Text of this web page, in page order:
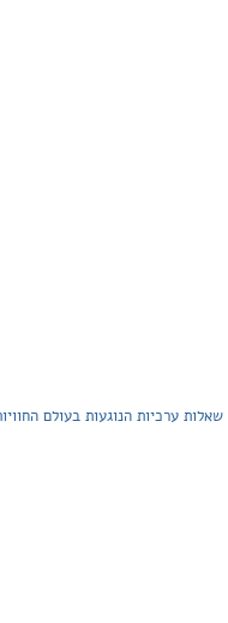
ערכיות הנוגעות בעולם